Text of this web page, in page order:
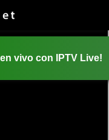
vivo con IPTV Live!